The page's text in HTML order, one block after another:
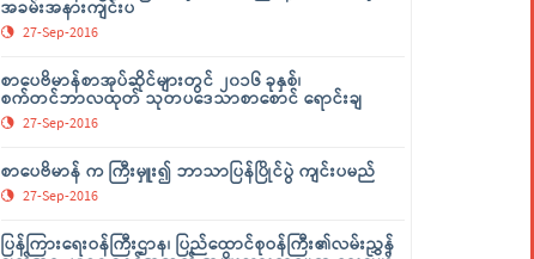
အခမ်းအနားကျင်းပ
27-Sep-2016
စာပေဗိမာန်စာအုပ်ဆိုင်များတွင် ၂၀၁၆ ခုနှစ်၊
စက်တင်ဘာလထုတ် သုတပဒေသာစာစောင် ရောင်းချ
27-Sep-2016
စာပေဗိမာန် က ကြီးမှူး၍ ဘာသာပြန်ပြိုင်ပွဲ ကျင်းပမည်
27-Sep-2016
ပြန်ကြားရေးဝန်ကြီးဌာန၊ ပြည်ထောင်စုဝန်ကြီး၏လမ်းညွှန်